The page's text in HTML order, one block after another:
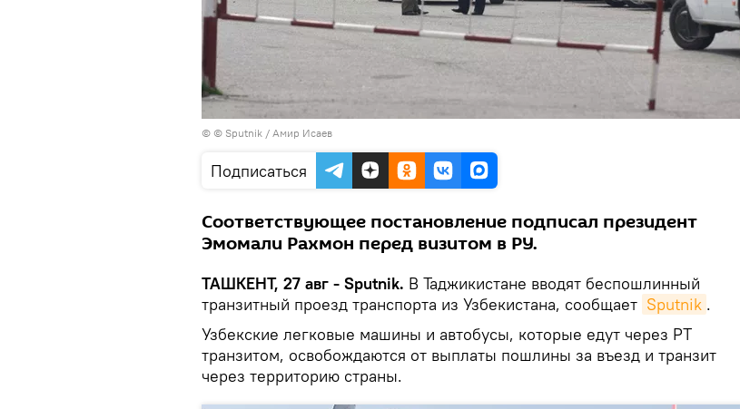
© © Sputnik / Амир Исаев
Подписаться
Соответствующее постановление подписал президент
Эмомали Рахмон перед визитом в РУ.
ТАШКЕНТ, 27 авг - Sputnik. В Таджикистане вводят беспошлинный
транзитный проезд транспорта из Узбекистана, сообщает Sputnik .
Узбекские легковые машины и автобусы, которые едут через РТ
транзитом, освобождаются от выплаты пошлины за въезд и транзит
через территорию страны.